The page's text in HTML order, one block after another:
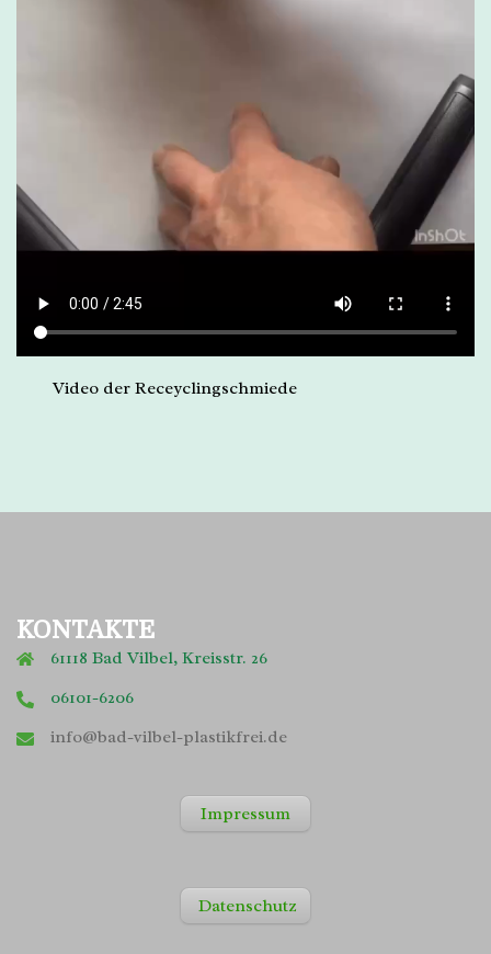
Video der Receyclingschmiede
KONTAKTE
61118 Bad Vilbel, Kreisstr. 26
06101-6206
info@bad-vilbel-plastikfrei.de
Impressum
Datenschutz